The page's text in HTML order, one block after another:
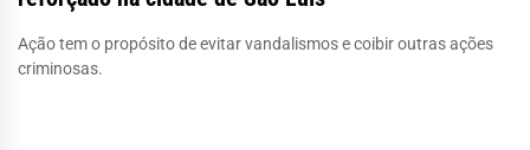
Ação tem o propósito de evitar vandalismos e coibir outras ações
criminosas.